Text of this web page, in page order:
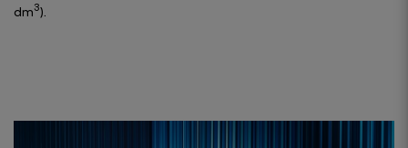
dm3).